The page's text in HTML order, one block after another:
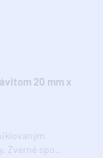
20 mm x
Zverné spo..